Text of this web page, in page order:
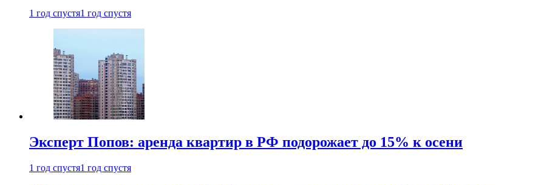
1 год спустя1 год спустя
Эксперт Попов: аренда квартир в РФ подорожает до 15% к осени
1 год спустя1 год спустя